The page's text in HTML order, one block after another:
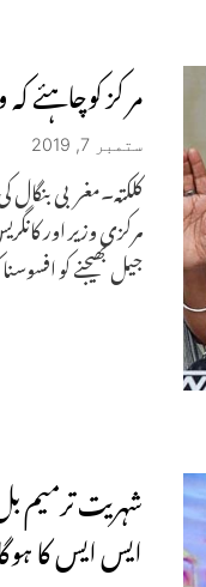
مر کز کوچاہئے
ستمبر 7, 2019
کلکتہ۔مغربی
مرکزی وزیر اور
جیل بھیجنے کو
شہریت ترمیم
ایس ایس کا